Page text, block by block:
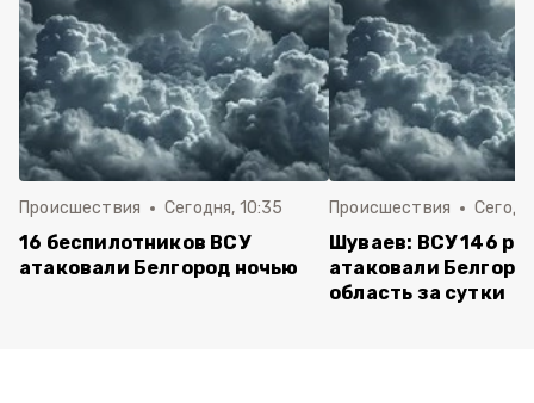
Происшествия Сегодня, 10:35
16 беспилотников ВСУ
атаковали Белгород ночью
Происшествия
Шуваев: ВСУ 146
атаковали
область за сутки